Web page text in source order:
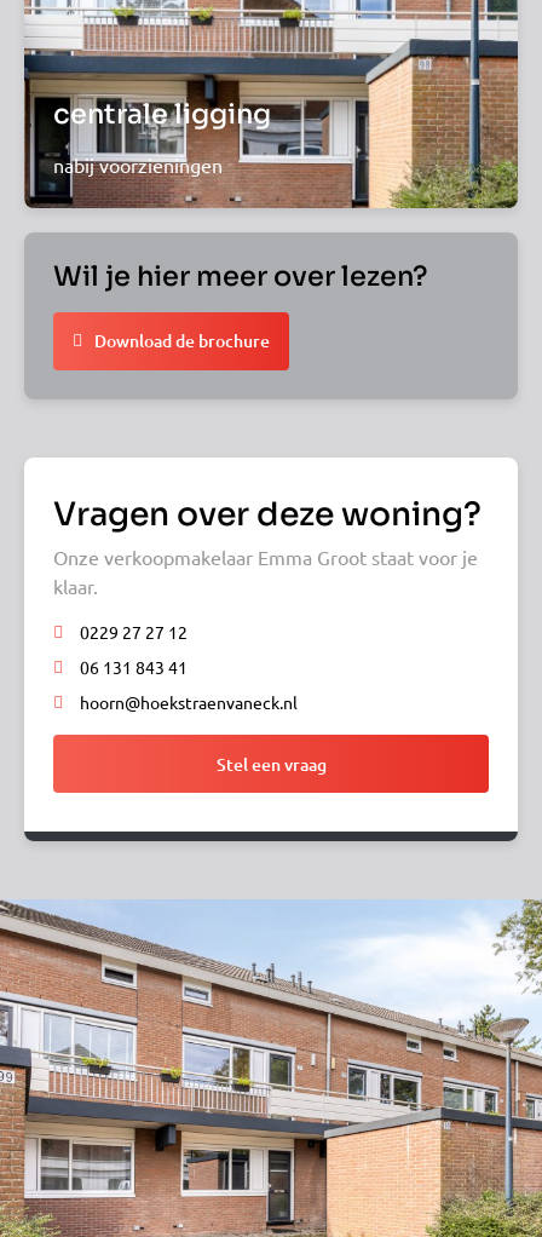
centrale ligging
nabij voorzieningen
Wil je hier meer over lezen?
Download de brochure
Vragen over deze woning?
Onze verkoopmakelaar Emma Groot staat voor je
klaar.
0229 27 27 12
06 131 843 41
hoorn@hoekstraenvaneck.nl
Stel een vraag